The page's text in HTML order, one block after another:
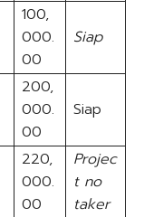
100,
000.
00
Siap
200,
000.
00
Siap
220,
000.
00
Projec
t no
taker